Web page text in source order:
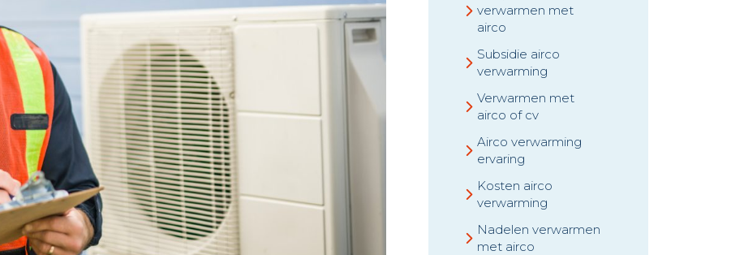
verwarmen met
airco
Subsidie airco
verwarming
Verwarmen met
airco of cv
Airco verwarming
ervaring
Kosten airco
verwarming
Nadelen verwarmen
met airco